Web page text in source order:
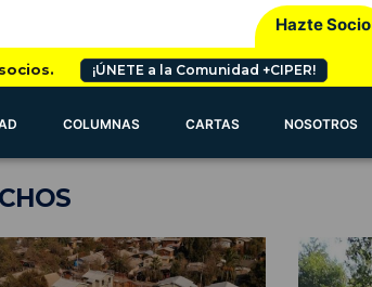
Hazte Socio
¡ÚNETE a la Comunidad +CIPER!
COLUMNAS CARTAS NOSOTROS